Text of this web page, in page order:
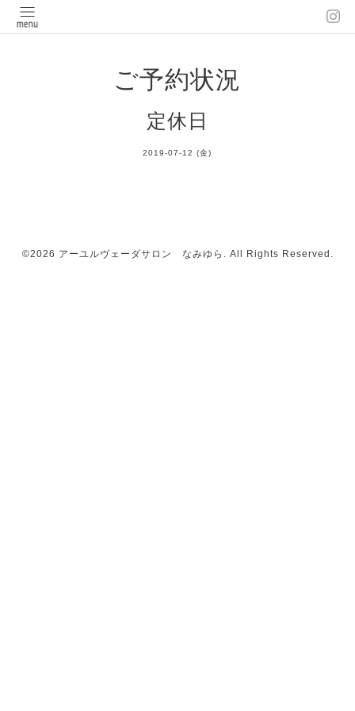
ご予約状況
定休日
2019-07-12 (金)
©2026 アーユルヴェーダサロン なみゆら . All Rights Reserved.